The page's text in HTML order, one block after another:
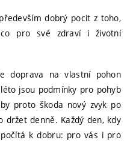
dobrý pocit z toho,
pro své zdraví i životní
doprava na vlastní pohon
jsou podmínky pro pohyb
proto škoda nový zvyk po
držet denně. Každý den, kdy
k dobru: pro vás i pro